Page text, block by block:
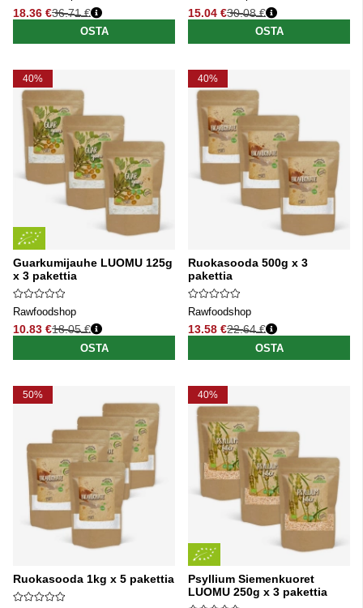
18.36 €
Normaali hinta
36.71 €
OSTA
15.04 €
Normaali hinta
30.08 €
OSTA
40%
Guarkumijauhe LUOMU 125g
x 3 pakettia
Rawfoodshop
10.83 €
Normaali hinta
18.05 €
OSTA
40%
Ruokasooda 500g x 3
pakettia
Rawfoodshop
13.58 €
Normaali hinta
22.64 €
OSTA
50%
Ruokasooda 1kg x 5 pakettia
40%
Psyllium Siemenkuoret
LUOMU 250g x 3 pakettia